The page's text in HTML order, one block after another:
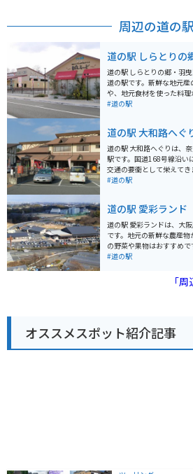
周辺の道の駅
道の駅 しらとりの
道の駅 しらとりの郷・羽
道の駅です。新鮮な地元
や、地元食材を使った料
です。 特に、地元産のぶどうやイチゴ、梨を使ったスイ
古市古墳群や、誉田八幡宮
も点在しているので、ツ
す。 道の駅 しらとりの郷・羽曳野で、地元の美味しいも
のを堪能したり、周辺の
しょうか。
#道の駅
道の駅 大和路へぐ
道の駅 大和路へぐりは、
駅です。国道168号線沿い
交通の要衝として栄えてきました。 周辺に
然が広がり、ハイキングや
味わえるレストランがあります。 バイクで訪
広々とした駐車場がある
は、信貴生駒スカイライ
きるワインディングロー
点としても最適です。 道の駅 大和路へぐり周辺には、歴
る張子の虎で知られてお
#道の駅
道の駅 愛彩ランド
道の駅 愛彩ランドは、大
です。地元の新鮮な農産
の野菜や果物はおすすめ
ので、ぜひお土産にいかがでしょうか
菜たっぷりのメニューが
通量が多いものの、信号
#道の駅
「
オススメスポット紹介記事